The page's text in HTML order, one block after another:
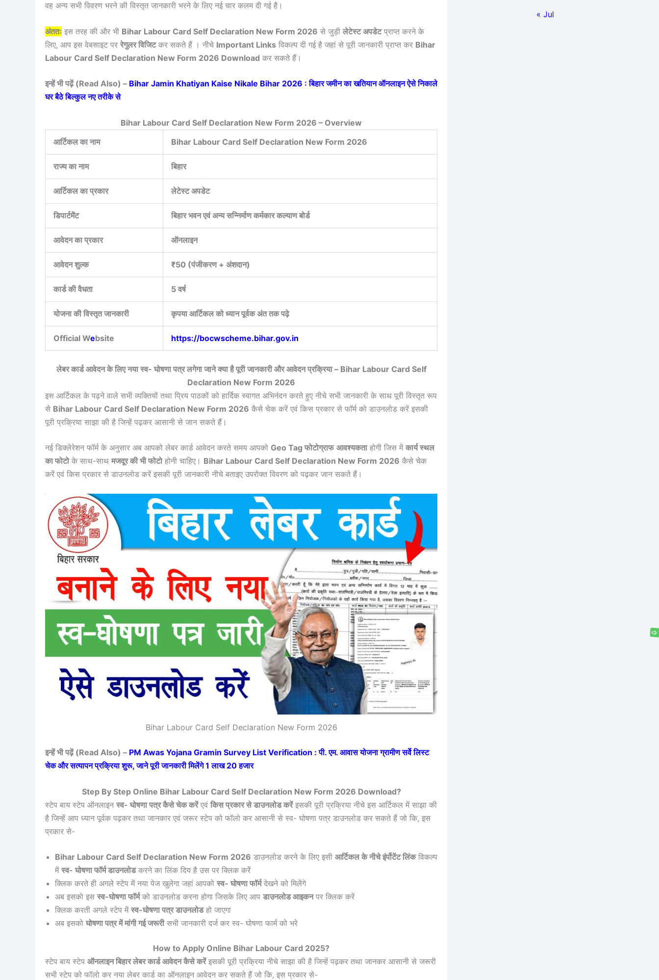
वह अन्य सभी विवरण भरने की विस्तृत जानकारी भरने के लिए नई चार कलम दी गई है।
अंततः इस तरह की और भी Bihar Labour Card Self Declaration New Form 2026 से जुड़ी लेटेस्ट अपडेटप्राप्त करने के
लिए, आप इस वेबसाइट पर रेगुलर विजिटकर सकते हैं । नीचे Important Links विकल्प दी गई है जहां से पूरी जानकारी प्राप्त कर Bihar
Labour Card Self Declaration New Form 2026 Download कर सकते हैं।
इन्हें भी पढ़ें (Read Also) – Bihar Jamin Khatiyan Kaise Nikale Bihar 2026 : बिहार जमीन का खतियान ऑनलाइन ऐसे निकाले
घर बैठे बिल्कुल नए तरीके से
Bihar Labour Card Self Declaration New Form 2026 – Overview
आर्टिकल का नाम
Bihar Labour Card Self Declaration New Form 2026
राज्य का नाम बिहार
आर्टिकल का प्रकार लेटेस्ट अपडेट
डिपार्टमेंट बिहार भवन एवं अन्य सन्निर्माण कर्मकार कल्याण बोर्ड
आवेदन का प्रकार ऑनलाइन
आवेदन शुल्क ₹50 (पंजीकरण + अंशदान)
कार्ड की वैधता 5 वर्ष
योजना की विस्तृत जानकारी कृपया आर्टिकल को ध्यान पूर्वक अंत तक पढ़े
Official Website https://bocwscheme.bihar.gov.in
लेबर कार्ड आवेदन के लिए नया स्व- घोषणा पत्र लगेगा जाने क्या है पूरी जानकारी और आवेदन प्रक्रिया – Bihar Labour Card Self
Declaration New Form 2026
इस आर्टिकल के पढ़ने वाले सभी व्यक्तियों तथा प्रिय पाठकों को हार्दिक स्वागत अभिनंदन करते हुए नीचे सभी जानकारी के साथ पूरी विस्तृत रूप
से Bihar Labour Card Self Declaration New Form 2026 कैसे चेक करें एवं किस प्रकार से फॉर्म को डाउनलोड करें इसकी
पूरी प्रक्रिया साझा की है जिन्हें पढ़कर आसानी से जान सकते हैं।
नई डिक्लेरेशन फॉर्म के अनुसार अब आपको लेबर कार्ड आवेदन करते समय आपको Geo Tag फोटोग्राफ आवश्यकताहोगी जिस में कार्य स्थल
का फोटोके साथ-साथ मजदूर की भी फोटोहोनी चाहिए। Bihar Labour Card Self Declaration New Form 2026 कैसे चेक
करें एवं किस प्रकार से डाउनलोड करें इसकी पूरी जानकारी नीचे बताइए उपरोक्त विवरण को पढ़कर जान सकते हैं।
Bihar Labour Card Self Declaration New Form 2026
इन्हें भी पढ़ें (Read Also) – PM Awas Yojana Gramin Survey List Verification : पी. एम. आवास योजना ग्रामीण सर्वे लिस्ट
चेक और सत्यापन प्रक्रिया शुरू, जाने पूरी जानकारी मिलेंगे 1 लाख 20 हजार
Step By Step Online Bihar Labour Card Self Declaration New Form 2026 Download?
स्टेप बाय स्टेप ऑनलाइन स्व- घोषणा पत्र कैसे चेक करेंएवं किस प्रकार से डाउनलोड करेंइसकी पूरी प्रक्रिया नीचे इस आर्टिकल में साझा की
है जिन्हें आप ध्यान पूर्वक पढ़कर तथा जानकार एवं जरूर स्टेप को फॉलो कर आसानी से स्व- घोषणा पत्र डाउनलोड कर सकते हैं जो कि, इस
प्रकार से-
Bihar Labour Card Self Declaration New Form 2026 डाउनलोड करने के लिए इसी आर्टिकल के नीचे इंर्पोटेंट लिंकविकल्प
में स्व- घोषणा फॉर्म डाउनलोडकरने का लिंक दिय है उस पर क्लिक करें
क्लिक करते ही अगले स्टेप में नया पेज खुलेगा जहां आपको स्व- घोषणा फॉर्मदेखने को मिलेंगे
अब इसको इस स्व-घोषणा फॉर्मको डाउनलोड करना होगा जिसके लिए आप डाउनलोड आइकनपर क्लिक करें
क्लिक करती अगले स्टेप में स्व-घोषणा पत्र डाउनलोडहो जाएगा
अब इसको घोषणा पत्र में मांगी गई जरूरीसभी जानकारी दर्ज कर स्व- घोषणा फार्म को भरे
How to Apply Online Bihar Labour Card 2025?
स्टेप बाय स्टेप ऑनलाइन बिहार लेबर कार्ड आवेदन कैसे करेंइसकी पूरी प्रक्रिया नीचे साझा की है जिन्हें पढ़कर तथा जानकर आसानी से जरूरी
सभी स्टेप को फॉलो कर नया लेबर कार्ड का ऑनलाइन आवेदन कर सकते हैं जो कि, इस प्रकार से-
« Jul